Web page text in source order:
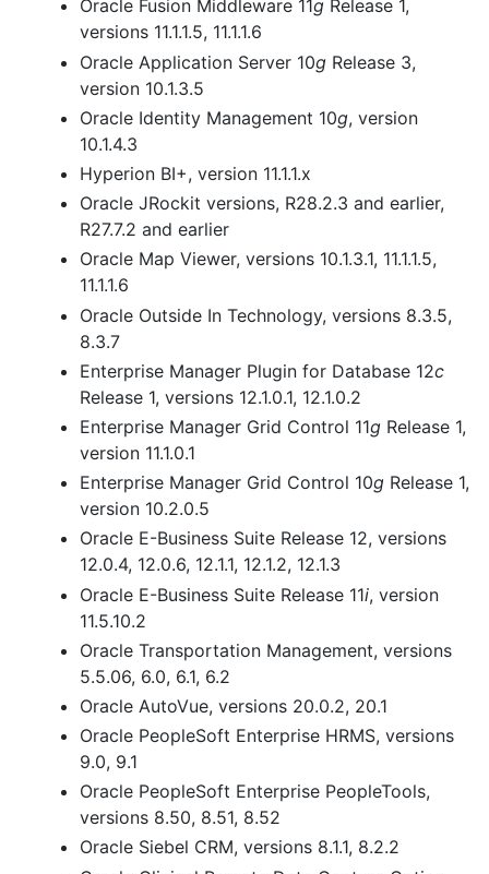
Oracle Fusion Middleware 11g Release 1,
versions 11.1.1.5, 11.1.1.6
Oracle Application Server 10g Release 3,
version 10.1.3.5
Oracle Identity Management 10g, version
10.1.4.3
Hyperion BI+, version 11.1.1.x
Oracle JRockit versions, R28.2.3 and earlier,
R27.7.2 and earlier
Oracle Map Viewer, versions 10.1.3.1, 11.1.1.5,
11.1.1.6
Oracle Outside In Technology, versions 8.3.5,
8.3.7
Enterprise Manager Plugin for Database 12c
Release 1, versions 12.1.0.1, 12.1.0.2
Enterprise Manager Grid Control 11g Release 1,
version 11.1.0.1
Enterprise Manager Grid Control 10g Release 1,
version 10.2.0.5
Oracle E-Business Suite Release 12, versions
12.0.4, 12.0.6, 12.1.1, 12.1.2, 12.1.3
Oracle E-Business Suite Release 11i, version
11.5.10.2
Oracle Transportation Management, versions
5.5.06, 6.0, 6.1, 6.2
Oracle AutoVue, versions 20.0.2, 20.1
Oracle PeopleSoft Enterprise HRMS, versions
9.0, 9.1
Oracle PeopleSoft Enterprise PeopleTools,
versions 8.50, 8.51, 8.52
Oracle Siebel CRM, versions 8.1.1, 8.2.2